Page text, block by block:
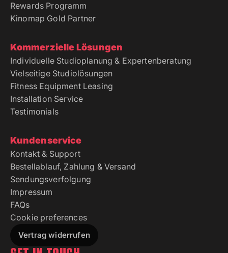
Rewards Programm
Kinomap Gold Partner
Kommerzielle Lösungen
Individuelle Studioplanung & Expertenberatung
Vielseitige Studiolösungen
Fitness Equipment Leasing
Installation Service
Testimonials
Kundenservice
Kontakt & Support
Bestellablauf, Zahlung & Versand
Sendungsverfolgung
Impressum
FAQs
Cookie preferences
Vertrag widerrufen